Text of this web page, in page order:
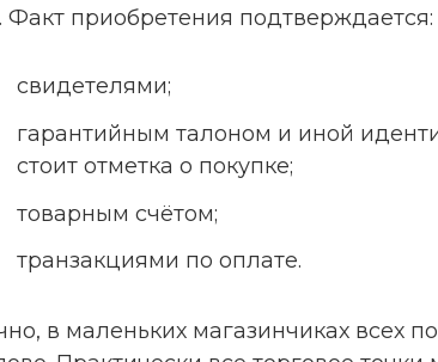
Факт приобретения подтверждается:
свидетелями;
гарантийным талоном и иной
стоит отметка о покупке;
товарным счётом;
транзакциями по оплате.
в маленьких магазинчиках всех